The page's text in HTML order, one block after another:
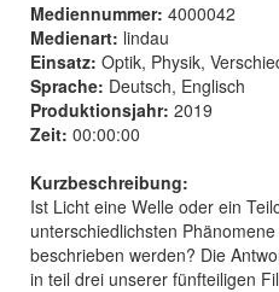
Mediennummer: 4000042
Medienart: lindau
Einsatz: Optik, Physik,
Sprache: Deutsch, Englisch
Produktionsjahr: 2019
Zeit: 00:00:00
Kurzbeschreibung:
Ist Licht eine Welle oder ein
unterschiedlichsten
beschrieben werden? Die
in teil drei unserer fünfteiligen